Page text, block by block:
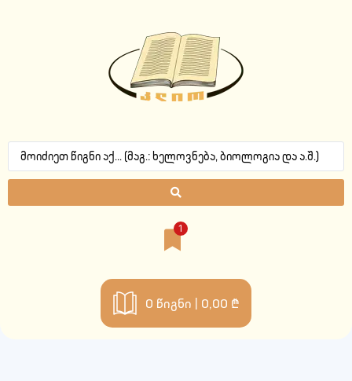
1
0 წიგნი | 0,00 ₾